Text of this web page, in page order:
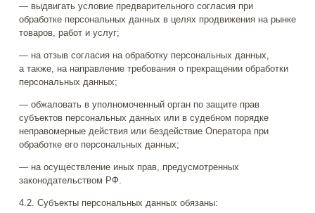
— выдвигать условие предварительного согласия при
обработке персональных данных в целях продвижения на рынке
товаров, работ и услуг;
— на отзыв согласия на обработку персональных данных,
а также, на направление требования о прекращении обработки
персональных данных;
— обжаловать в уполномоченный орган по защите прав
субъектов персональных данных или в судебном порядке
неправомерные действия или бездействие Оператора при
обработке его персональных данных;
— на осуществление иных прав, предусмотренных
законодательством РФ.
4.2. Субъекты персональных данных обязаны: